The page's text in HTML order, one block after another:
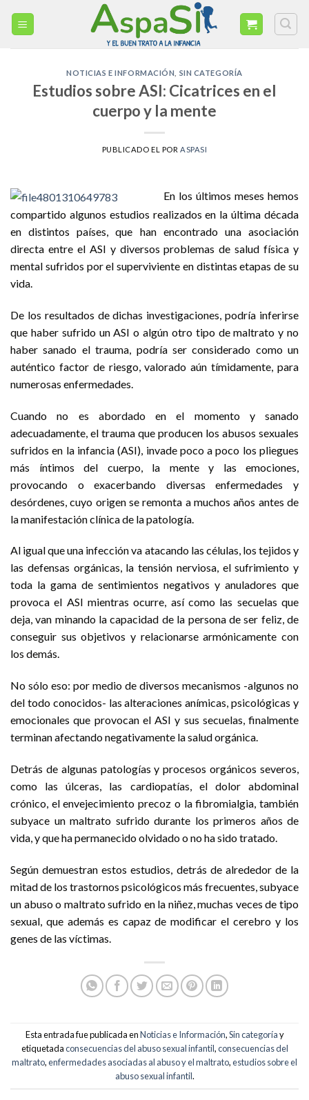
NOTICIAS E INFORMACIÓN SIN CATEGORÍA
Estudios sobre ASI: Cicatrices en el
cuerpo y la mente
PUBLICADO EL POR ASPASI
En los últimos meses hemos
compartido algunos estudios realizados en la última década
en distintos países, que han encontrado una asociación
directa entre el ASI y diversos problemas de salud física y
mental sufridos por el superviviente en distintas etapas de su
vida.
De los resultados de dichas investigaciones, podría inferirse
que haber sufrido un ASI o algún otro tipo de maltrato y no
haber sanado el trauma, podría ser considerado como un
auténtico factor de riesgo, valorado aún tímidamente, para
numerosas enfermedades.
Cuando no es abordado en el momento y sanado
adecuadamente, el trauma que producen los abusos sexuales
sufridos en la infancia (ASI), invade poco a poco los pliegues
más íntimos del cuerpo, la mente y las emociones,
provocando o exacerbando diversas enfermedades y
desórdenes, cuyo origen se remonta a muchos años antes de
la manifestación clínica de la patología.
Al igual que una infección va atacando las células, los tejidos y
las defensas orgánicas, la tensión nerviosa, el sufrimiento y
toda la gama de sentimientos negativos y anuladores que
provoca el ASI mientras ocurre, así como las secuelas que
deja, van minando la capacidad de la persona de ser feliz, de
conseguir sus objetivos y relacionarse armónicamente con
los demás.
No sólo eso: por medio de diversos mecanismos -algunos no
del todo conocidos- las alteraciones anímicas, psicológicas y
emocionales que provocan el ASI y sus secuelas, finalmente
terminan afectando negativamente la salud orgánica.
Detrás de algunas patologías y procesos orgánicos severos,
como las úlceras, las cardiopatías, el dolor abdominal
crónico, el envejecimiento precoz o la fibromialgia, también
subyace un maltrato sufrido durante los primeros años de
vida, y que ha permanecido olvidado o no ha sido tratado.
Según demuestran estos estudios, detrás de alrededor de la
mitad de los trastornos psicológicos más frecuentes, subyace
un abuso o maltrato sufrido en la niñez, muchas veces de tipo
sexual, que además es capaz de modificar el cerebro y los
genes de las víctimas.
Esta entrada fue publicada enNoticias e Información,Sin categoríay
etiquetadaconsecuencias del abuso sexual infantil,consecuencias del
maltrato,enfermedades asociadas al abuso y el maltrato,estudios sobre el
abuso sexual infantil.